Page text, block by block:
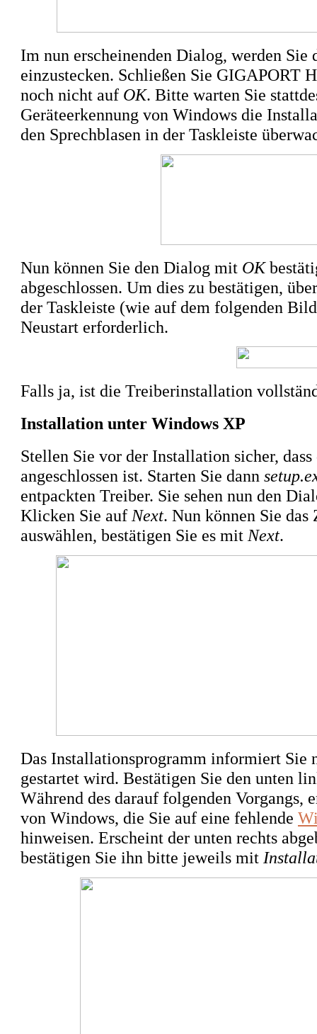
Im nun erscheinenden Dialog, werden
einzustecken. Schließen Sie GIGAPORT
noch nicht auf OK. Bitte warten Sie
Geräteerkennung von Windows die
den Sprechblasen in der Taskleiste
Nun können Sie den Dialog mit OK
abgeschlossen. Um dies zu bestätigen,
der Taskleiste (wie auf dem folgenden
Neustart erforderlich.
Falls ja, ist die Treiberinstallation
Installation unter Windows XP
Stellen Sie vor der Installation sicher,
angeschlossen ist. Starten Sie dann
entpackten Treiber. Sie sehen nun den
Klicken Sie auf Next. Nun können Sie
auswählen, bestätigen Sie es mit Next.
Das Installationsprogramm informiert Sie
gestartet wird. Bestätigen Sie den unten
Während des darauf folgenden Vorgangs,
von Windows, die Sie auf eine fehlende
hinweisen. Erscheint der unten rechts
bestätigen Sie ihn bitte jeweils mit